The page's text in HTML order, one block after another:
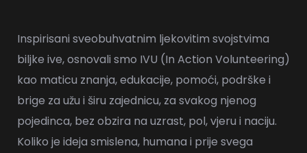
Inspirisani sveobuhvatnim ljekovitim svojstvima
biljke ive, osnovali smo IVU (In Action Volunteering)
kao maticu znanja, edukacije, pomoći, podrške i
brige za užu i širu zajednicu, za svakog njenog
pojedinca, bez obzira na uzrast, pol, vjeru i naciju.
Koliko je ideja smislena, humana i prije svega